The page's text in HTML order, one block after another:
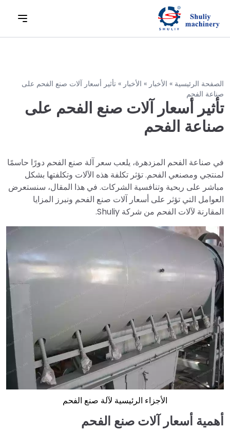
الصفحة الرئيسية » الأخبار » الأخبار » تأثير أسعار آلات صنع الفحم على
صناعة الفحم
تأثير أسعار آلات صنع الفحم على
صناعة الفحم
في صناعة الفحم المزدهرة، يلعب سعر آلة صنع الفحم دورًا حاسمًا
لمنتجي ومصنعي الفحم. تؤثر تكلفة هذه الآلات وتكلفتها بشكل
مباشر على ربحية وتنافسية الشركات. في هذا المقال، سنستعرض
العوامل التي تؤثر على أسعار آلات صنع الفحم ونبرز المزايا
المقارنة لآلات الفحم من شركة Shuliy.
الأجزاء الرئيسية لآلة صنع الفحم
أهمية أسعار آلات صنع الفحم